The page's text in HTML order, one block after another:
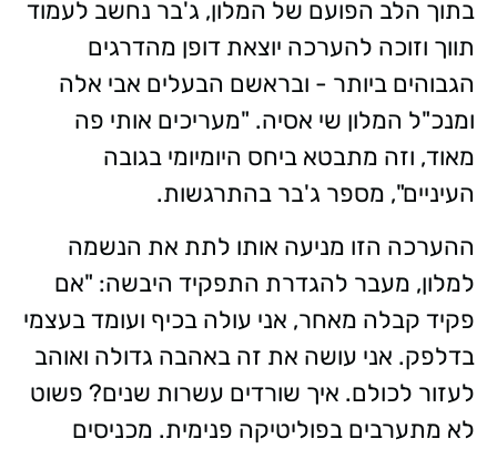
בתוך הלב הפועם של המלון, ג'בר נחשב לעמוד
תווך וזוכה להערכה יוצאת דופן מהדרגים
הגבוהים ביותר - ובראשם הבעלים אבי אלה
ומנכ"ל המלון שי אסיה. "מעריכים אותי פה
מאוד, וזה מתבטא ביחס היומיומי בגובה
העיניים", מספר ג'בר בהתרגשות.
ההערכה הזו מניעה אותו לתת את הנשמה
למלון, מעבר להגדרת התפקיד היבשה: "אם
פקיד קבלה מאחר, אני עולה בכיף ועומד בעצמי
בדלפק. אני עושה את זה באהבה גדולה ואוהב
לעזור לכולם. איך שורדים עשרות שנים? פשוט
לא מתערבים בפוליטיקה פנימית. מכניסים